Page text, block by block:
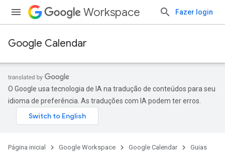
Workspace Fazer login
Google Calendar
O Google usa tecnologia de IA na tradução de conteúdos para seu
idioma de preferência. As traduções com IA podem ter erros.
Página inicial Google Workspace Google Calendar Guias